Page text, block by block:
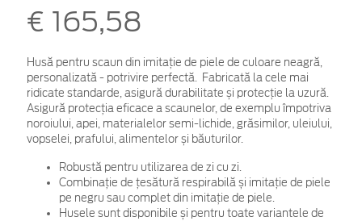
€ 165,58
Husă pentru scaun din imitație de piele de culoare neagră,
personalizată - potrivire perfectă. Fabricată la cele mai
ridicate standarde, asigură durabilitate și protecție la uzură.
Asigură protecția eficace a scaunelor, de exemplu împotriva
noroiului, apei, materialelor semi-lichide, grăsimilor, uleiului,
vopselei, prafului, alimentelor și băuturilor.
Robustă pentru utilizarea de zi cu zi.
Combinație de țesătură respirabilă și imitație de piele
pe negru sau complet din imitație de piele.
Husele sunt disponibile și pentru toate variantele de